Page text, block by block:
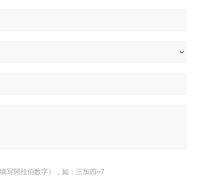
写阿拉伯数字），如：三加四=7